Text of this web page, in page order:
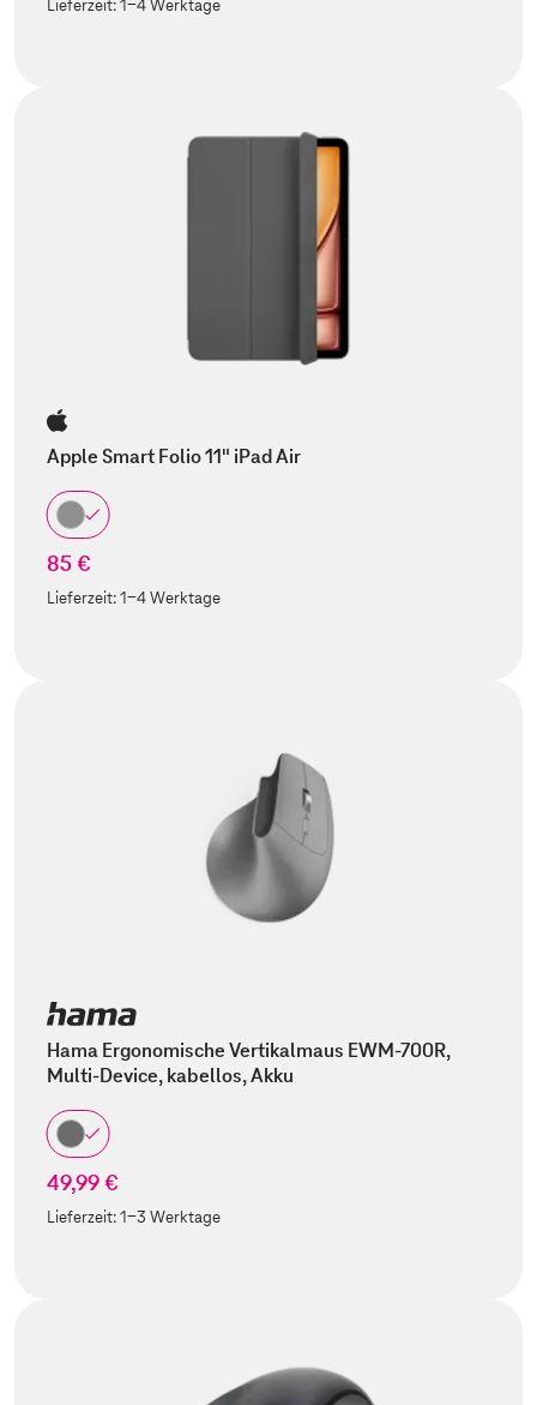
Lieferzeit:1-4 Werktage
Apple Smart Folio 11" iPad Air
85 €
Lieferzeit:1-4 Werktage
Hama Ergonomische Vertikalmaus EWM-700R,
Multi-Device, kabellos, Akku
49,99 €
Lieferzeit:1-3 Werktage